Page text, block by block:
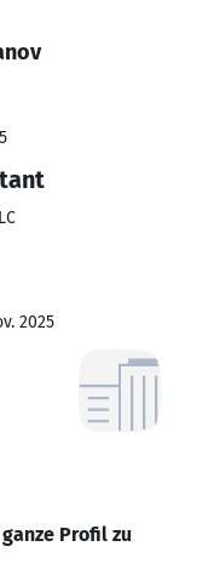
2025
Profil zu